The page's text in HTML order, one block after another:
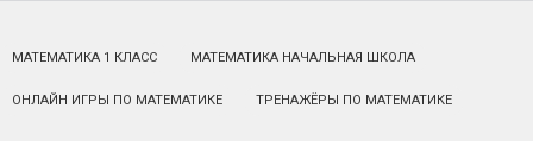
МАТЕМАТИКА 1 КЛАСС МАТЕМАТИКА НАЧАЛЬНАЯ ШКОЛА
ОНЛАЙН ИГРЫ ПО МАТЕМАТИКЕ ТРЕНАЖЁРЫ ПО МАТЕМАТИКЕ